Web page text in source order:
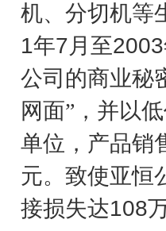
机、分切机等
1年7月至2003
公司的商业秘
网面”，并以
单位，产品销
元。致使亚恒
接损失达108